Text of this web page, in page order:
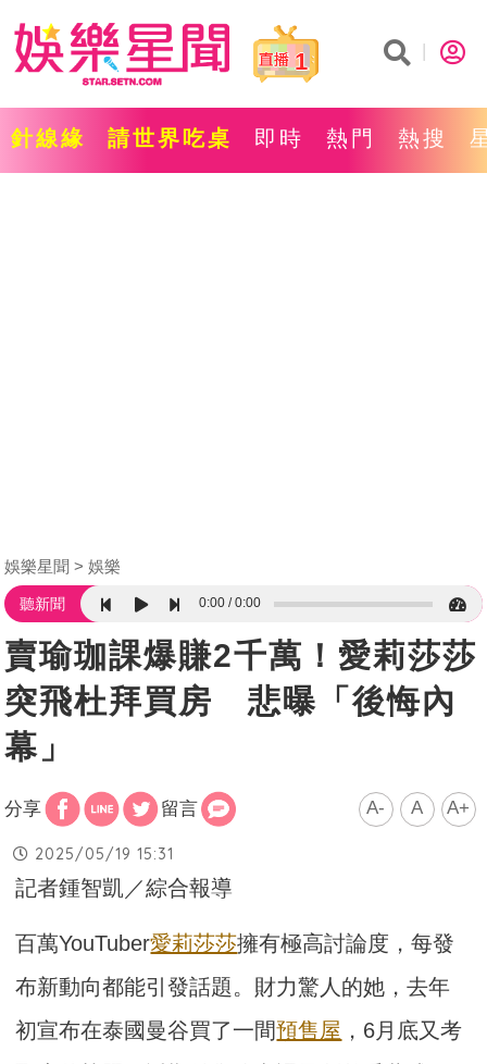
1
針線緣 請世界吃桌 即時 熱門 熱搜
娛樂星聞 娛樂
聽新聞 0:00 0:00
賣瑜珈課爆賺2千萬！愛莉莎莎
突飛杜拜買房 悲曝「後悔內
幕」
分享 留言 A- A A+
2025/05/19 15:31
記者鍾智凱／綜合報導
百萬YouTuber愛莉莎莎擁有極高討論度，每發
布新動向都能引發話題。財力驚人的她，去年
初宣布在泰國曼谷買了一間預售屋 ，6月底又考